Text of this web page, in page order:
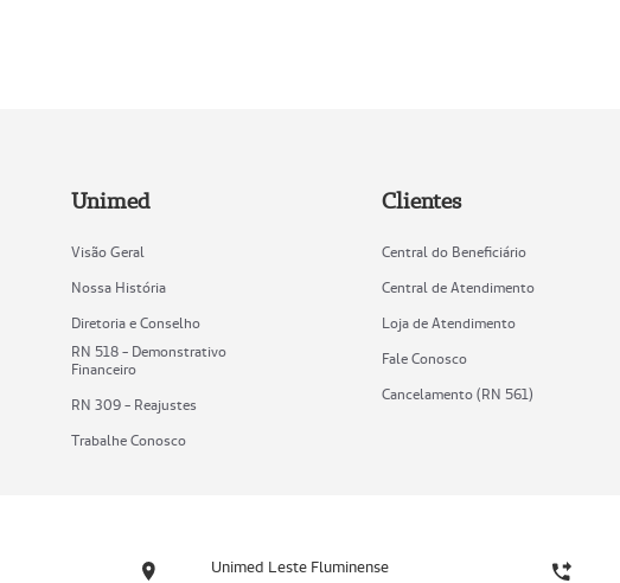
Unimed
Visão Geral
Nossa História
Diretoria e Conselho
RN 518 - Demonstrativo
Financeiro
RN 309 - Reajustes
Trabalhe Conosco
Clientes
Central do Beneficiário
Central de Atendimento
Loja de Atendimento
Fale Conosco
Cancelamento (RN 561)
Unimed Leste Fluminense